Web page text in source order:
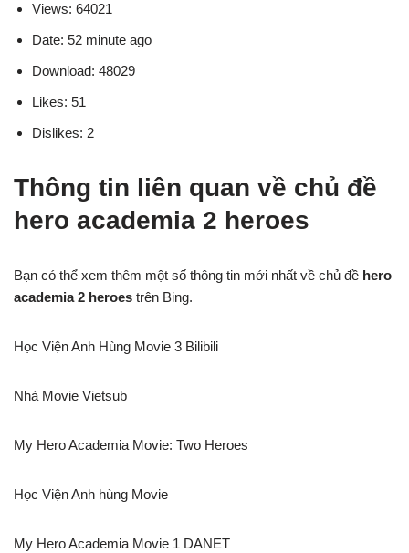
Views: 64021
Date: 52 minute ago
Download: 48029
Likes: 51
Dislikes: 2
Thông tin liên quan về chủ đề
hero academia 2 heroes
Bạn có thể xem thêm một số thông tin mới nhất về chủ đề hero
academia 2 heroes trên Bing.
Học Viện Anh Hùng Movie 3 Bilibili
Nhà Movie Vietsub
My Hero Academia Movie: Two Heroes
Học Viện Anh hùng Movie
My Hero Academia Movie 1 DANET